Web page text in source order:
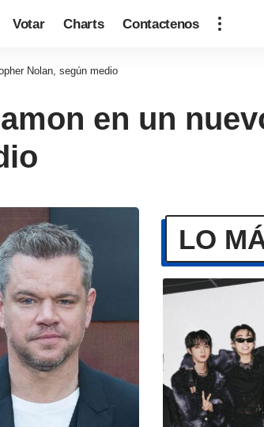
Votar Charts Contactenos
Nolan, según medio
en un
LO